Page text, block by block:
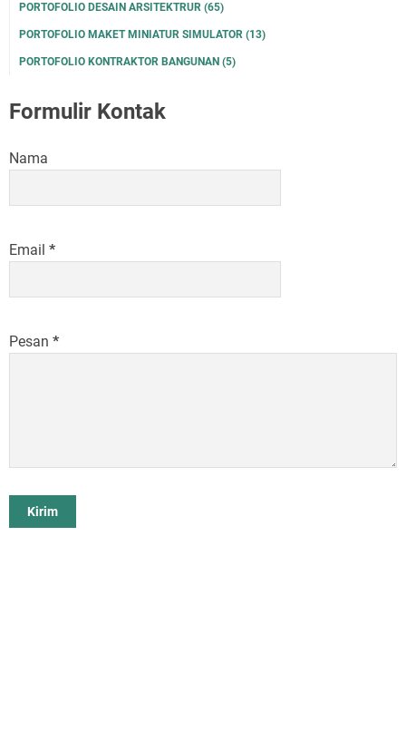
PORTOFOLIO DESAIN ARSITEKTRUR (65)
PORTOFOLIO MAKET MINIATUR SIMULATOR (13)
PORTOFOLIO KONTRAKTOR BANGUNAN (5)
Formulir Kontak
Nama
Email *
Pesan *